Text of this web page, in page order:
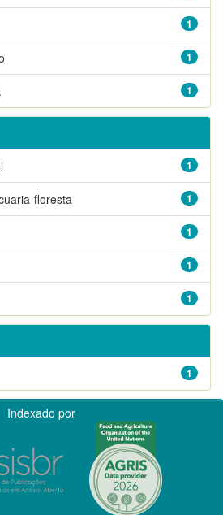
1
1
1
1
1
floresta
1
1
1
1
Indexado por